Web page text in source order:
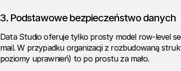
3. Podstawowe bezpieczeństwo danych
Data Studio oferuje tylko prosty model row-level
mail. W przypadku organizacji z rozbudowaną
poziomy uprawnień) to po prostu za mało.